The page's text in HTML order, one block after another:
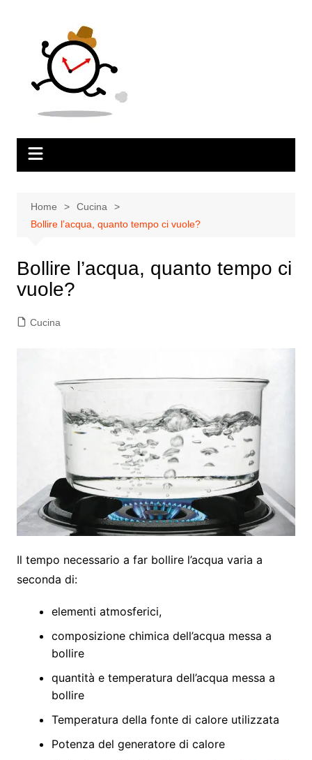
contenuto
Home
Cucina
Bollire l’acqua, quanto tempo ci vuole?
Bollire l’acqua, quanto tempo ci
vuole?
Cucina
Il tempo necessario a far bollire l’acqua varia a
seconda di:
elementi atmosferici,
composizione chimica dell’acqua messa a
bollire
quantità e temperatura dell’acqua messa a
bollire
Temperatura della fonte di calore utilizzata
Potenza del generatore di calore